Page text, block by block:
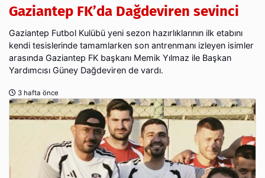
Gaziantep FK’da Dağdeviren sevinci
Gaziantep Futbol Kulübü yeni sezon hazırlıklarının ilk etabını
kendi tesislerinde tamamlarken son antrenmanı izleyen isimler
arasında Gaziantep FK başkanı Memik Yılmaz ile Başkan
Yardımcısı Güney Dağdeviren de vardı.
3 hafta önce